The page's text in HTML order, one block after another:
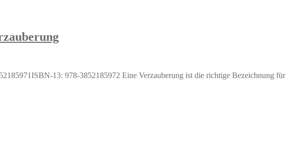
13: 978-3852185972 Eine Verzauberung ist die richtige Bezeichnung für